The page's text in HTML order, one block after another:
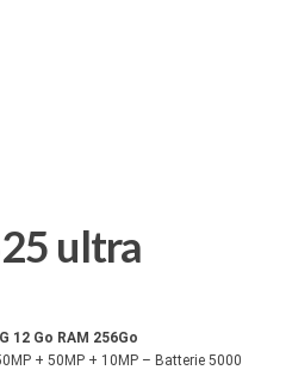
ultra
12 Go RAM 256Go
+ 50MP + 10MP – Batterie 5000